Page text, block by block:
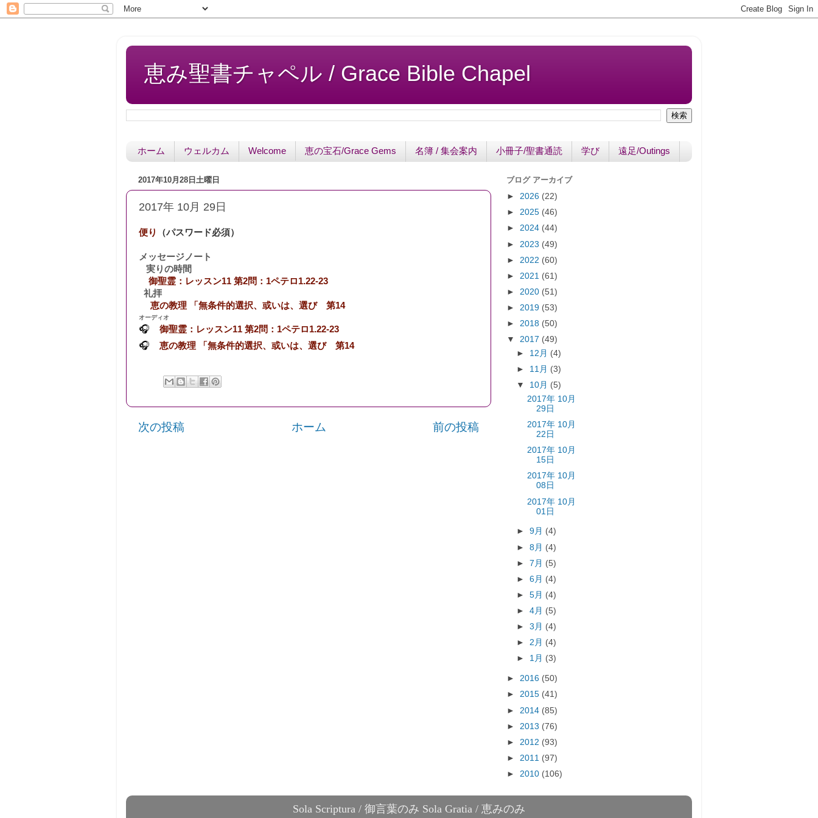
恵み聖書チャペル / Grace Bible Chapel
ホーム ウェルカム Welcome 恵の宝石/Grace Gems 名簿 / 集会案内 小冊子/聖書通読 学び 遠足/Outings
2017年10月28日土曜日
2017年 10月 29日
便り （パスワード必須）
メッセージノート
実りの時間
御聖霊：レッスン11 第2問：1ペテロ1.22-23
礼拝
恵の教理 「無条件的選択、或いは、選び 第14
オーディオ
🎧 御聖霊：レッスン11 第2問：1ペテロ1.22-23
🎧 恵の教理 「無条件的選択、或いは、選び 第14
次の投稿 前の投稿
ホーム
ブログ アーカイブ
► 2026 (22)
► 2025 (46)
► 2024 (44)
► 2023 (49)
► 2022 (60)
► 2021 (61)
► 2020 (51)
► 2019 (53)
► 2018 (50)
▼ 2017 (49)
► 12月 (4)
► 11月 (3)
▼ 10月 (5)
2017年 10月
29日
2017年 10月
22日
2017年 10月
15日
2017年 10月
08日
2017年 10月
01日
►9月 (4)
►8月 (4)
►7月 (5)
►6月 (4)
►5月 (4)
►4月 (5)
►3月 (4)
►2月 (4)
► 1月 (3)
► 2016 (50)
► 2015 (41)
► 2014 (85)
► 2013 (76)
► 2012 (93)
► 2011 (97)
► 2010 (106)
Sola Scriptura / 御言葉のみ Sola Gratia / 恵みのみ